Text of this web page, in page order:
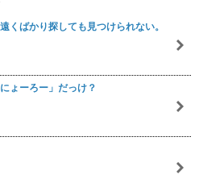
くばかり探しても見つけられない。
ょーろー」だっけ？